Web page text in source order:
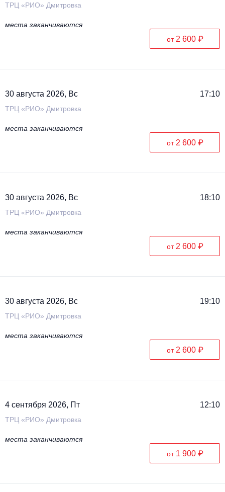
ТРЦ «РИО» Дмитровка
места заканчиваются
от 2 600 ₽
30 августа 2026, Вс 17:10
ТРЦ «РИО» Дмитровка
места заканчиваются
от 2 600 ₽
30 августа 2026, Вс 18:10
ТРЦ «РИО» Дмитровка
места заканчиваются
от 2 600 ₽
30 августа 2026, Вс 19:10
ТРЦ «РИО» Дмитровка
места заканчиваются
от 2 600 ₽
4 сентября 2026, Пт 12:10
ТРЦ «РИО» Дмитровка
места заканчиваются
от 1 900 ₽